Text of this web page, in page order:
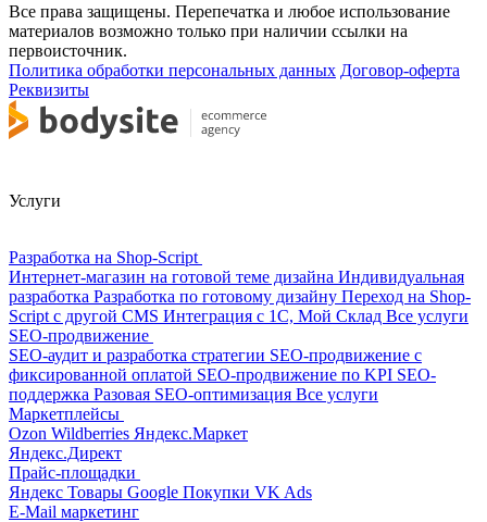
Все права защищены. Перепечатка и любое использование
материалов возможно только при наличии ссылки на
первоисточник.
Политика обработки персональных данных Договор-оферта
Реквизиты
Услуги
Разработка на Shop-Script
Интернет-магазин на готовой теме дизайна Индивидуальная
разработка Разработка по готовому дизайну Переход на Shop-
Script с другой CMS Интеграция с 1С, Мой Склад Все услуги
SEO-продвижение
SEO-аудит и разработка стратегии SEO-продвижение с
фиксированной оплатой SEO-продвижение по KPI SEO-
поддержка Разовая SEO-оптимизация Все услуги
Маркетплейсы
Ozon Wildberries Яндекс.Маркет
Яндекс.Директ
Прайс-площадки
Яндекс Товары Google Покупки VK Ads
E-Mail маркетинг